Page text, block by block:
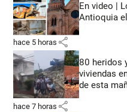
En video |
Antioquia
hace 5 horas share
80 heridos
viviendas
de esta
hace 7 horas share